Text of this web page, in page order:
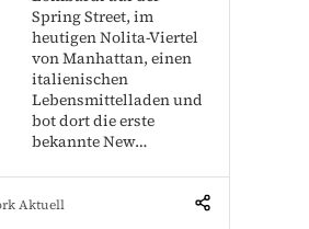
Spring Street, im
heutigen Nolita-Viertel
von Manhattan, einen
italienischen
Lebensmittelladen und
bot dort die erste
bekannte New…
Aktuell